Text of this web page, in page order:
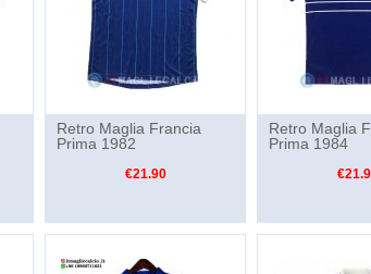
Retro Maglia Francia
Prima 1982
€21.90
Retro Maglia
Prima 1984